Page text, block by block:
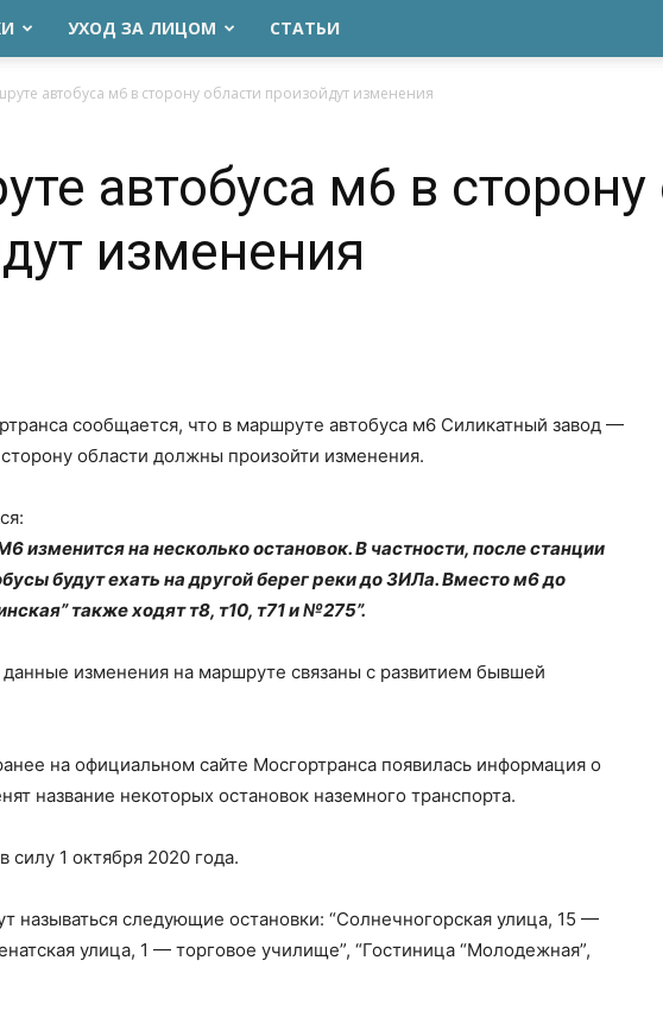
УХОД ЗА ЛИЦОМ СТАТЬИ
автобуса м6 в сторону области произойдут изменения
автобуса м6 в сторону
изменения
сообщается, что в маршруте автобуса м6 Силикатный завод —
сторону области должны произойти изменения.
изменится на несколько остановок. В частности, после станции
будут ехать на другой берег реки до ЗИЛа. Вместо м6 до
также ходят т8, т10, т71 и №275”.
изменения на маршруте связаны с развитием бывшей
на официальном сайте Мосгортранса появилась информация о
название некоторых остановок наземного транспорта.
силу 1 октября 2020 года.
называться следующие остановки: “Солнечногорская улица, 15 —
улица, 1 — торговое училище”, “Гостиница “Молодежная”,